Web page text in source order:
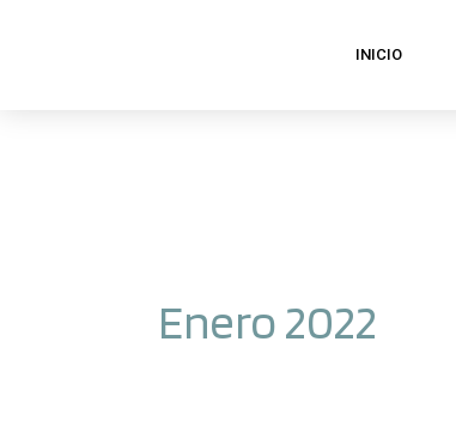
INICIO
Enero 2022